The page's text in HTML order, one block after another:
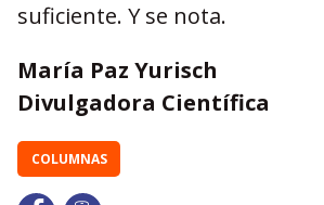
suficiente. Y se nota.
María Paz Yurisch
Divulgadora Científica
COLUMNAS